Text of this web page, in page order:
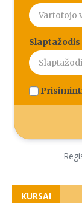
Slaptažodis
KURSAI